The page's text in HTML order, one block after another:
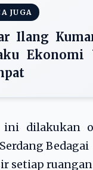
JUGA
Ilang
Ekonomi
ini dilakukan
Bedagai
setiap